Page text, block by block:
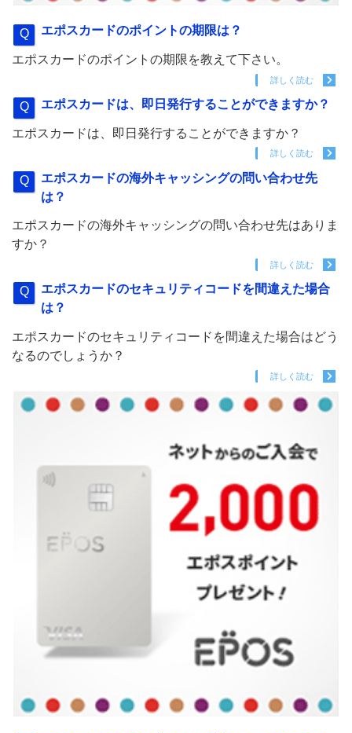
エポスカードのポイントの期限は？
エポスカードのポイントの期限を教えて下さい。
詳しく読む
エポスカードは、即日発行することができますか？
エポスカードは、即日発行することができますか？
詳しく読む
エポスカードの海外キャッシングの問い合わせ先
は？
エポスカードの海外キャッシングの問い合わせ先はありま
すか？
詳しく読む
エポスカードのセキュリティコードを間違えた場合
は？
エポスカードのセキュリティコードを間違えた場合はどう
なるのでしょうか？
詳しく読む